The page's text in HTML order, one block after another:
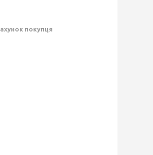
покупця